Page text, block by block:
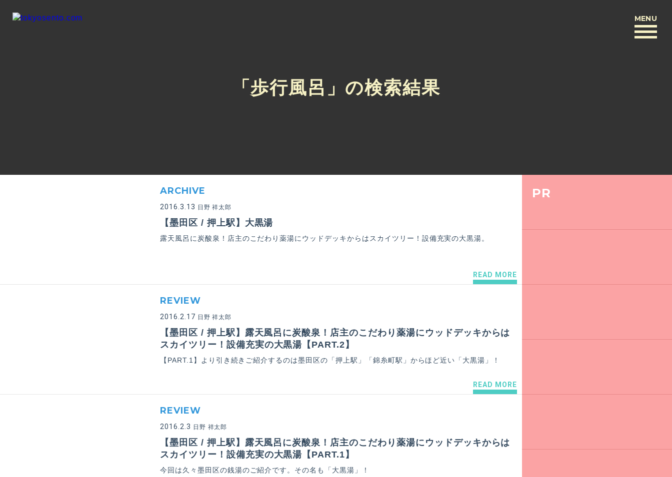
「歩行風呂」の検索結果
MENU
BACK
ARCHIVE
2016.3.13 日野 祥太郎
【墨田区 / 押上駅】大黒湯
露天風呂に炭酸泉！店主のこだわり薬湯にウッドデッキからはスカイツリー！設備充実の大黒湯。
READ MORE
REVIEW
2016.2.17 日野 祥太郎
【墨田区 / 押上駅】露天風呂に炭酸泉！店主のこだわり薬湯にウッドデッキからは
スカイツリー！設備充実の大黒湯【PART.2】
【PART.1】より引き続きご紹介するのは墨田区の「押上駅」「錦糸町駅」からほど近い「大黒湯」！
READ MORE
REVIEW
2016.2.3 日野 祥太郎
【墨田区 / 押上駅】露天風呂に炭酸泉！店主のこだわり薬湯にウッドデッキからは
スカイツリー！設備充実の大黒湯【PART.1】
今回は久々墨田区の銭湯のご紹介です。その名も「大黒湯」！
PR